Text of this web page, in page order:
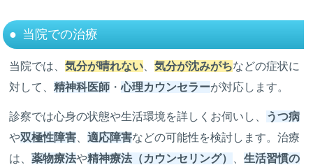
当院での治療
当院では、気分が晴れない 、気分が沈みがちなどの症状に
対して、精神科医師 ・心理カウンセラーが対応します。
診察では心身の状態や生活環境を詳しくお伺いし、
うつ病
や双極性障害 、適応障害などの可能性を検討します。治療
は、薬物療法や精神療法（カウンセリング） 、生活習慣の